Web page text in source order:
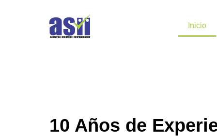
Inicio
10 Años de